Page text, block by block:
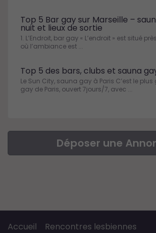
Top 5 Bar gay sur Marseille –
nuit et lieux de sortie
1. L’Endroit, bar gay « L’endroit » est situé
où l’ambiance est ...
Top 5 des bars, clubs et sauna
Le Sun City, sauna gay à Paris C’est le
gay de Paris, ouvert 7jours/7, avec ...
Déposer une
Accueil
Rencontres lesbiennes